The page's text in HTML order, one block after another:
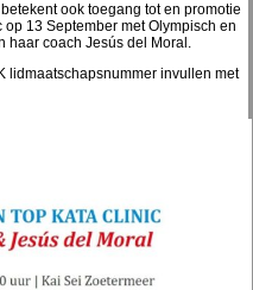
ook toegang tot en promotie
13 September met Olympisch en
haar coach Jesús del Moral.
lidmaatschapsnummer invullen met